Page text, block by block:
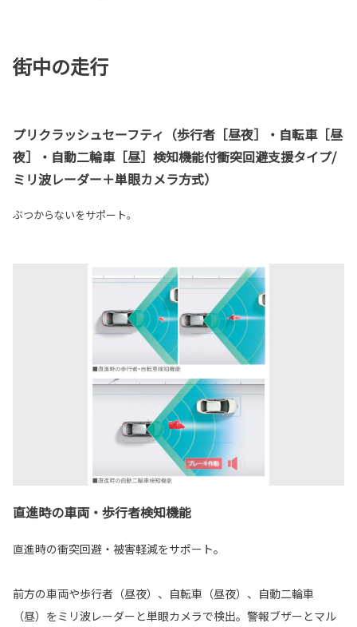
街中の走行
プリクラッシュセーフティ（歩行者［昼夜］・自転車［昼
夜］・自動二輪車［昼］検知機能付衝突回避支援タイプ/
ミリ波レーダー＋単眼カメラ方式）
ぶつからないをサポート。
直進時の車両・歩行者検知機能
直進時の衝突回避・被害軽減をサポート。
前方の車両や歩行者（昼夜）、自転車（昼夜）、自動二輪車
（昼）をミリ波レーダーと単眼カメラで検出。警報ブザーとマル